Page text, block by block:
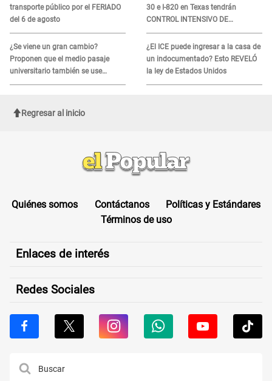
transporte público por el FERIADO
del 6 de agosto
¿Se viene un gran cambio?
Proponen que el medio pasaje
universitario también se use
sábados, domingos y feriados
30 e I-820 en Texas tendrán
CONTROL INTENSIVO DE
SEGURIDAD: Estas serán las
HORAS CRÍTICAS
¿El ICE puede ingresar a la casa de
un indocumentado? Esto REVELÓ
la ley de Estados Unidos
Regresar al inicio
Quiénes somos Contáctanos
Políticas y Estándares
Términos de uso
Enlaces de interés
Redes Sociales